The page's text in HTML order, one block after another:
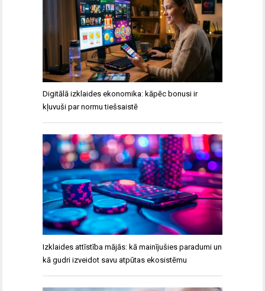
Digitālā izklaides ekonomika: kāpēc bonusi ir
kļuvuši par normu tiešsaistē
Izklaides attīstība mājās: kā mainījušies paradumi un
kā gudri izveidot savu atpūtas ekosistēmu